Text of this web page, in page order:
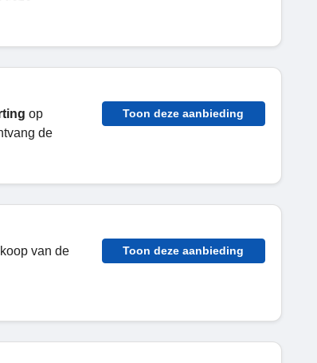
op
de
Toon deze aanbieding
van de
Toon deze aanbieding